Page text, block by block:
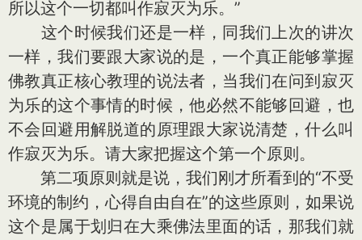
所以这个一切都叫作寂灭为乐。”
这个时候我们还是一样，同我们上次的讲次
一样，我们要跟大家说的是，一个真正能够掌握
佛教真正核心教理的说法者，当我们在问到寂灭
为乐的这个事情的时候，他必然不能够回避，也
不会回避用解脱道的原理跟大家说清楚，什么叫
作寂灭为乐。请大家把握这个第一个原则。
第二项原则就是说，我们刚才所看到的“不受
环境的制约，心得自由自在”的这些原则，如果说
这个是属于划归在大乘佛法里面的话，那我们就